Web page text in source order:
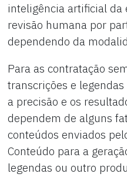
inteligência artificial da
revisão humana por
dependendo da
Para as contratação
transcrições e
a precisão e os
dependem de alguns
conteúdos enviados
Conteúdo para a
legendas ou outro